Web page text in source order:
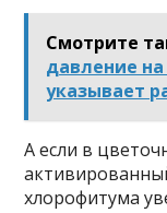
Смотрите
давление на
указывает
А если в
хлорофитума